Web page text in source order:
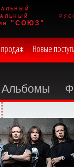
"СОЮЗ"
Новые
Альбомы